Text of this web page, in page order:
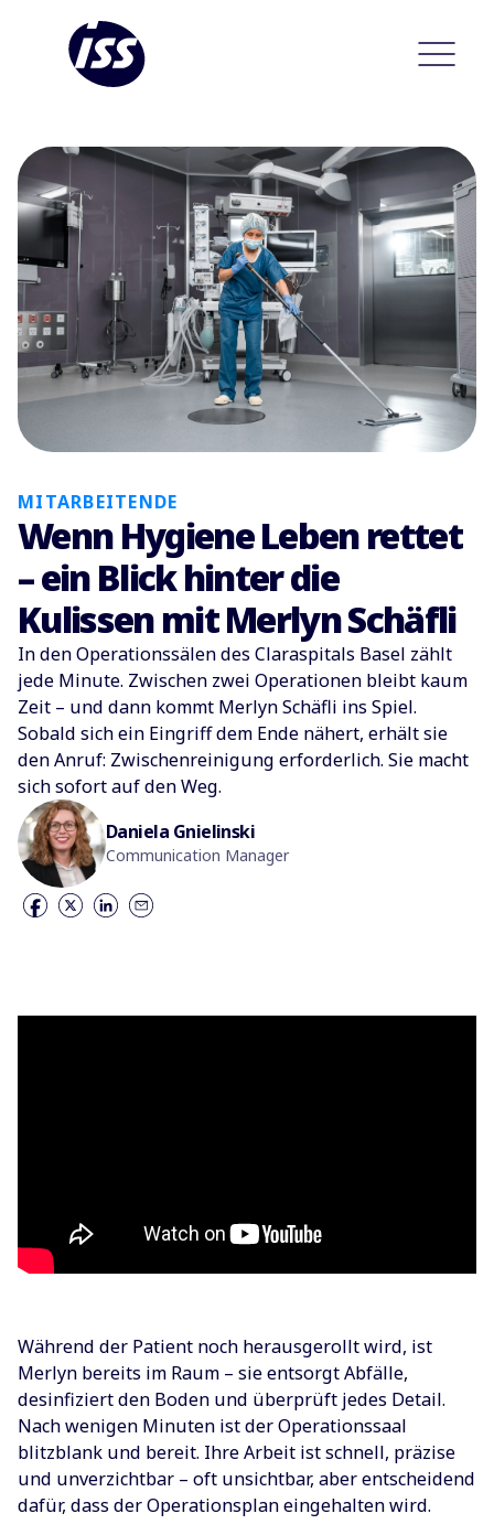
MITARBEITENDE
Wenn Hygiene Leben rettet
– ein Blick hinter die
Kulissen mit Merlyn Schäfli
In den Operationssälen des Claraspitals Basel zählt
jede Minute. Zwischen zwei Operationen bleibt kaum
Zeit – und dann kommt Merlyn Schäfli ins Spiel.
Sobald sich ein Eingriff dem Ende nähert, erhält sie
den Anruf: Zwischenreinigung erforderlich. Sie macht
sich sofort auf den Weg.
Daniela Gnielinski
Communication Manager
Während der Patient noch herausgerollt wird, ist
Merlyn bereits im Raum – sie entsorgt Abfälle,
desinfiziert den Boden und überprüft jedes Detail.
Nach wenigen Minuten ist der Operationssaal
blitzblank und bereit. Ihre Arbeit ist schnell, präzise
und unverzichtbar – oft unsichtbar, aber entscheidend
dafür, dass der Operationsplan eingehalten wird.